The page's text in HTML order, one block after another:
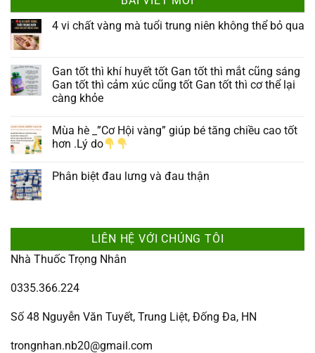
4 vi chất vàng mà tuổi trung niên không thể bỏ qua
Gan tốt thì khí huyết tốt Gan tốt thì mắt cũng sáng
Gan tốt thì cảm xúc cũng tốt Gan tốt thì cơ thể lại
càng khỏe
Mùa hè _”Cơ Hội vàng” giúp bé tăng chiều cao tốt
hơn .Lý do
Phân biệt đau lưng và đau thận
LIÊN HỆ VỚI CHÚNG TÔI
Nhà Thuốc Trọng Nhân
0335.366.224
Số 48 Nguyễn Văn Tuyết, Trung Liệt, Đống Đa, HN
trongnhan.nb20@gmail.com